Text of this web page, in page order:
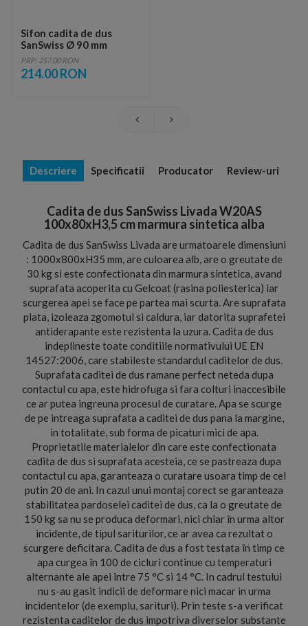
Sifon cadita de dus
SanSwiss Ø 90 mm
PRP: 257.00 RON
214.00 RON
Descriere Specificatii Producator Review-uri
Cadita de dus SanSwiss Livada W20AS
100x80xH3,5 cm marmura sintetica alba
Cadita de dus SanSwiss Livada are urmatoarele dimensiuni
: 1000x800xH35 mm, are culoarea alb, are o greutate de
30 kg si este confectionata din marmura sintetica, avand
suprafata acoperita cu Gelcoat (rasina poliesterica) iar
scurgerea apei se face pe partea mai scurta. Are suprafata
plata, izoleaza zgomotul si caldura, iar datorita suprafetei
antiderapante este rezistenta la uzura. Cadita de dus
indeplineste toate conditiile normativului UE EN
14527:2006, care stabileste standardul caditelor de dus.
Suprafata caditei de dus ramane perfect neteda dupa
contactul cu apa, este hidrofuga si fara colturi inaccesibile
ce ar putea ingreuna procesul de curatare. Apa se scurge
de pe intreaga suprafata a caditei de dus pana la margine,
in totalitate, sub forma de picaturi mici de apa.
Proprietatile materialelor din care este confectionata
cadita de dus si suprafata acesteia, ce se pastreaza dupa
contactul cu apa, garanteaza o curatare usoara timp de cel
putin 20 de ani. In cazul unui montaj corect se garanteaza
stabilitatea pardoselei caditei de dus, ca la o greutate de
150 kg sa nu se produca deformari, nici chiar în urma altor
incidente, de tipul sariturilor, ce ar avea ca rezultat o
scurgere deficitara. Cadita de dus a fost testata în timp ce
apa curgea în 100 de cicluri continue cu temperaturi
alternante ale apei între 75 °C si 14 °C. In cadrul testului
nu s-au gasit indicii de deformare nici macar in urma
incidentelor (de exemplu, sarituri). Prin teste s-a verificat
rezistenta caditelor de dus impotriva diverselor substante